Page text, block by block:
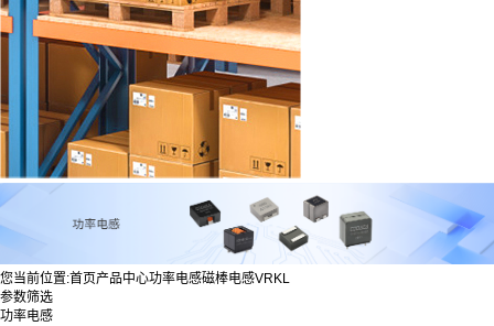
您当前位置:首页产品中心功率电感磁棒电感VRKL
参数筛选
功率电感